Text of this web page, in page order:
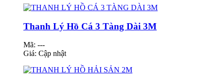
Thanh Lý Hồ Cá 3 Tàng Dài 3M
Mã: ---
Giá: Cập nhật